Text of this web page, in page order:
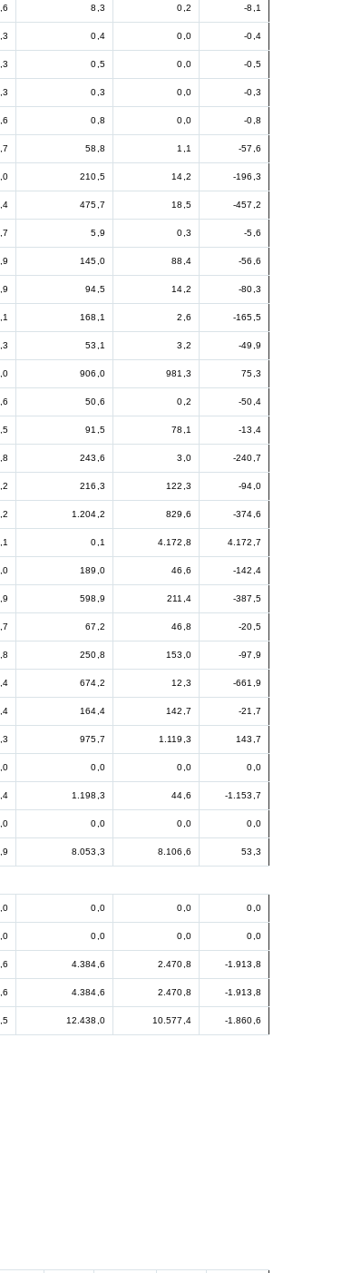
8,3 0,2 -8,1
0,4 0,0 -0,4
0,5 0,0 -0,5
0,3 0,0 -0,3
0,8 0,0 -0,8
58,8 1,1 -57,6
210,5 14,2 -196,3
475,7 18,5 -457,2
5,9 0,3 -5,6
145,0 88,4 -56,6
94,5 14,2 -80,3
168,1 2,6 -165,5
53,1 3,2 -49,9
906,0 981,3 75,3
50,6 0,2 -50,4
91,5 78,1 -13,4
243,6 3,0 -240,7
216,3 122,3 -94,0
1.204,2 829,6 -374,6
0,1 4.172,8 4.172,7
189,0 46,6 -142,4
598,9 211,4 -387,5
67,2 46,8 -20,5
250,8 153,0 -97,9
674,2 12,3 -661,9
164,4 142,7 -21,7
975,7 1.119,3 143,7
0,0 0,0 0,0
1.198,3 44,6 -1.153,7
0,0 0,0 0,0
8.053,3 8.106,6 53,3
0,0 0,0 0,0
0,0 0,0 0,0
4.384,6 2.470,8 -1.913,8
4.384,6 2.470,8 -1.913,8
12.438,0 10.577,4 -1.860,6